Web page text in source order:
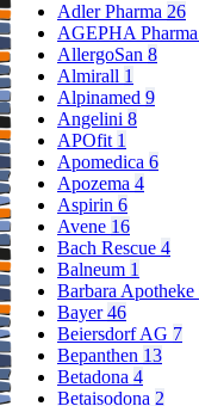
Adler Pharma 26
AGEPHA Pharma
AllergoSan 8
Almirall 1
Alpinamed 9
Angelini 8
APOfit 1
Apomedica 6
Apozema 4
Aspirin 6
Avene 16
Bach Rescue 4
Balneum 1
Barbara Apotheke
Bayer46
Beiersdorf AG 7
Bepanthen 13
Betadona 4
Betaisodona 2